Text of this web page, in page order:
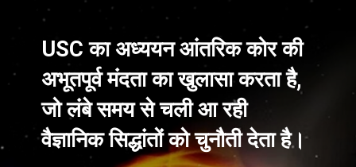
USC का अध्ययन आंतरिक कोर की
अभूतपूर्व मंदता का खुलासा करता है,
जो लंबे समय से चली आ रही
वैज्ञानिक सिद्धांतों को चुनौती देता है।